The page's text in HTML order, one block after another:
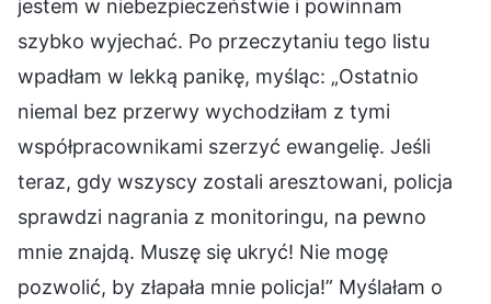
jestem w niebezpieczeństwie i powinnam
szybko wyjechać. Po przeczytaniu tego listu
wpadłam w lekką panikę, myśląc: „Ostatnio
niemal bez przerwy wychodziłam z tymi
współpracownikami szerzyć ewangelię. Jeśli
teraz, gdy wszyscy zostali aresztowani, policja
sprawdzi nagrania z monitoringu, na pewno
mnie znajdą. Muszę się ukryć! Nie mogę
pozwolić, by złapała mnie policja!” Myślałam o